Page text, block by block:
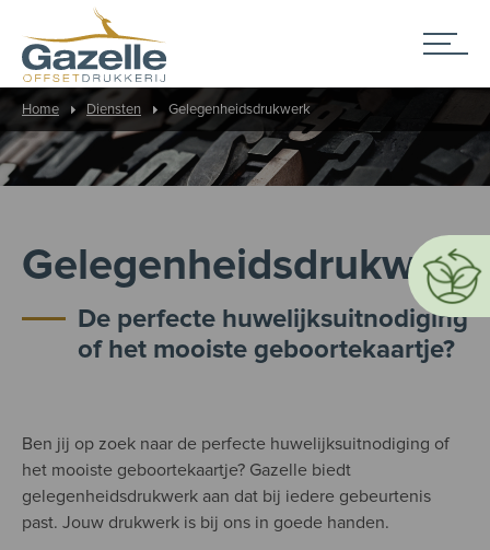
Home Diensten Gelegenheidsdrukwerk
Gelegenheidsdrukwerk
De perfecte huwelijksuitnodiging
of het mooiste geboortekaartje?
Ben jij op zoek naar de perfecte huwelijksuitnodiging of
het mooiste geboortekaartje? Gazelle biedt
gelegenheidsdrukwerk aan dat bij iedere gebeurtenis
past. Jouw drukwerk is bij ons in goede handen.